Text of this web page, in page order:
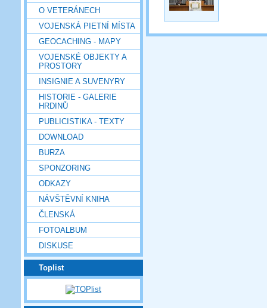
O VETERÁNECH
VOJENSKÁ PIETNÍ MÍSTA
GEOCACHING - MAPY
VOJENSKÉ OBJEKTY A
PROSTORY
INSIGNIE A SUVENYRY
HISTORIE - GALERIE
HRDINŮ
PUBLICISTIKA - TEXTY
DOWNLOAD
BURZA
SPONZORING
ODKAZY
NÁVŠTĚVNÍ KNIHA
ČLENSKÁ
FOTOALBUM
DISKUSE
Toplist